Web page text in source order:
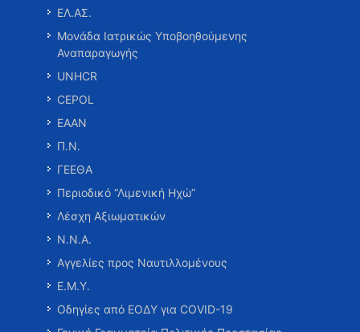
ΕΛ.ΑΣ.
Μονάδα Ιατρικώς Υποβοηθούμενης
Αναπαραγωγής
UNHCR
CEPOL
ΕΑΑΝ
Π.Ν.
ΓΕΕΘΑ
Περιοδικό “Λιμενική Ηχώ”
Λέσχη Αξιωματικών
Ν.Ν.Α.
Αγγελίες προς Ναυτιλλομένους
Ε.Μ.Υ.
Οδηγίες από ΕΟΔΥ για COVID-19